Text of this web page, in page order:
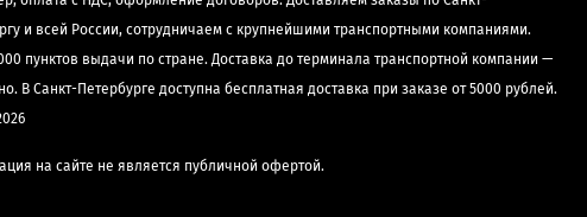
и всей России, сотрудничаем с крупнейшими транспортными компаниями.
пунктов выдачи по стране. Доставка до терминала транспортной компании —
В Санкт-Петербурге доступна бесплатная доставка при заказе от 5000 рублей.
на сайте не является публичной офертой.